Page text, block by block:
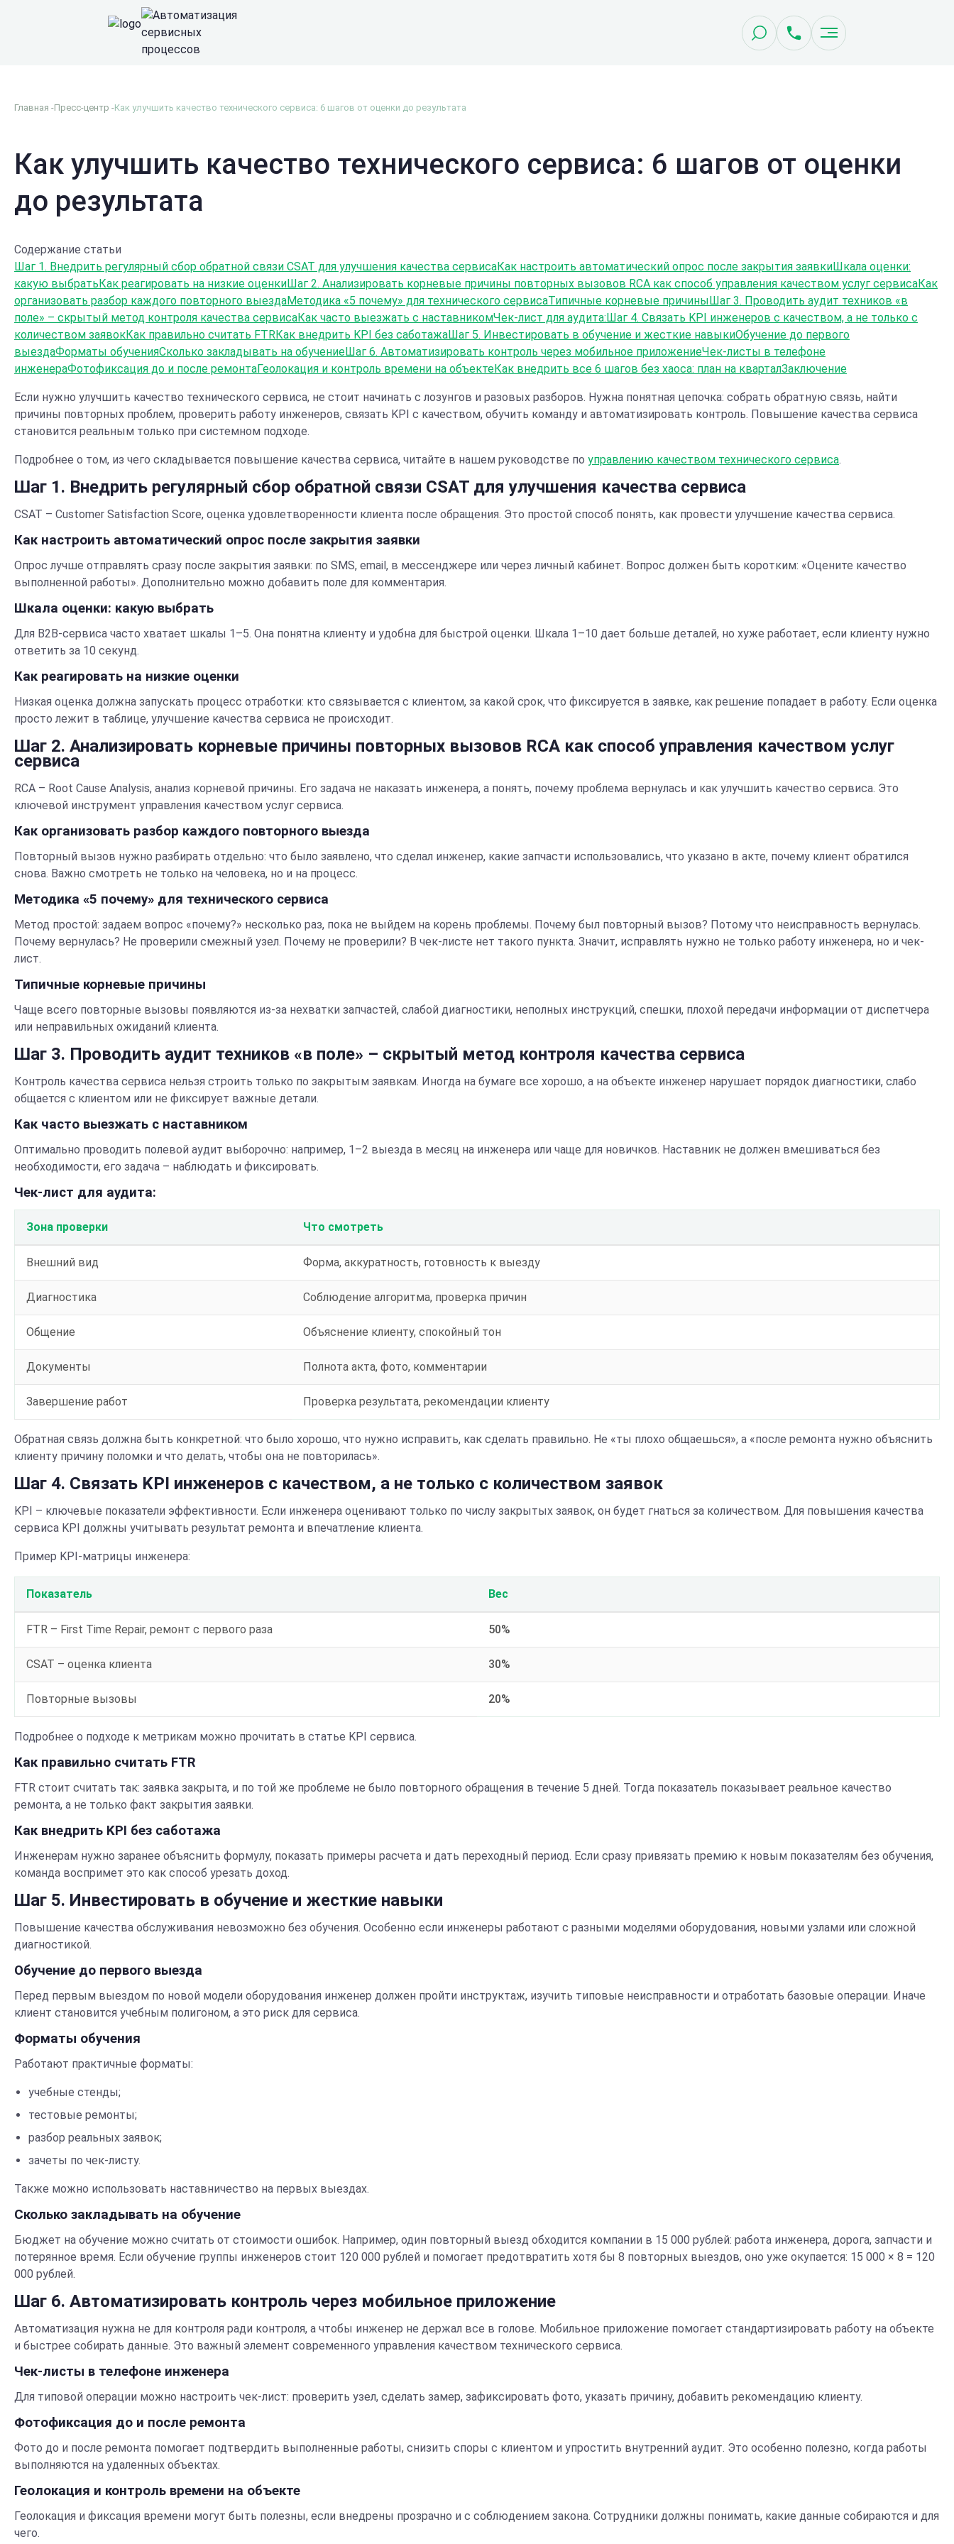
Главная Пресс-центр Как улучшить качество технического сервиса: 6 шагов от оценки до результата
Как улучшить качество технического сервиса: 6 шагов от оценки
до результата
Содержание статьи
Шаг 1. Внедрить регулярный сбор обратной связи CSAT для улучшения качества сервисаКак настроить автоматический опрос после закрытия заявкиШкала оценки:
какую выбратьКак реагировать на низкие оценкиШаг 2. Анализировать корневые причины повторных вызовов RCA как способ управления качеством услуг сервисаКак
организовать разбор каждого повторного выездаМетодика «5 почему» для технического сервисаТипичные корневые причиныШаг 3. Проводить аудит техников «в
поле» – скрытый метод контроля качества сервисаКак часто выезжать с наставникомЧек-лист для аудита:Шаг 4. Связать KPI инженеров с качеством, а не только с
количеством заявокКак правильно считать FTRКак внедрить KPI без саботажаШаг 5. Инвестировать в обучение и жесткие навыкиОбучение до первого
выездаФорматы обученияСколько закладывать на обучениеШаг 6. Автоматизировать контроль через мобильное приложениеЧек-листы в телефоне
инженераФотофиксация до и после ремонтаГеолокация и контроль времени на объектеКак внедрить все 6 шагов без хаоса: план на кварталЗаключение
Если нужно улучшить качество технического сервиса, не стоит начинать с лозунгов и разовых разборов. Нужна понятная цепочка: собрать обратную связь, найти
причины повторных проблем, проверить работу инженеров, связать KPI с качеством, обучить команду и автоматизировать контроль. Повышение качества сервиса
становится реальным только при системном подходе.
Подробнее о том, из чего складывается повышение качества сервиса, читайте в нашем руководстве по управлению качеством технического сервиса.
Шаг 1. Внедрить регулярный сбор обратной связи CSAT для улучшения качества сервиса
CSAT – Customer Satisfaction Score, оценка удовлетворенности клиента после обращения. Это простой способ понять, как провести улучшение качества сервиса.
Как настроить автоматический опрос после закрытия заявки
Опрос лучше отправлять сразу после закрытия заявки: по SMS, email, в мессенджере или через личный кабинет. Вопрос должен быть коротким: «Оцените качество
выполненной работы». Дополнительно можно добавить поле для комментария.
Шкала оценки: какую выбрать
Для B2B-сервиса часто хватает шкалы 1–5. Она понятна клиенту и удобна для быстрой оценки. Шкала 1–10 дает больше деталей, но хуже работает, если клиенту нужно
ответить за 10 секунд.
Как реагировать на низкие оценки
Низкая оценка должна запускать процесс отработки: кто связывается с клиентом, за какой срок, что фиксируется в заявке, как решение попадает в работу. Если оценка
просто лежит в таблице, улучшение качества сервиса не происходит.
Шаг 2. Анализировать корневые причины повторных вызовов RCA как способ управления качеством услуг
сервиса
RCA – Root Cause Analysis, анализ корневой причины. Его задача не наказать инженера, а понять, почему проблема вернулась и как улучшить качество сервиса. Это
ключевой инструмент управления качеством услуг сервиса.
Как организовать разбор каждого повторного выезда
Повторный вызов нужно разбирать отдельно: что было заявлено, что сделал инженер, какие запчасти использовались, что указано в акте, почему клиент обратился
снова. Важно смотреть не только на человека, но и на процесс.
Методика «5 почему» для технического сервиса
Метод простой: задаем вопрос «почему?» несколько раз, пока не выйдем на корень проблемы. Почему был повторный вызов? Потому что неисправность вернулась.
Почему вернулась? Не проверили смежный узел. Почему не проверили? В чек-листе нет такого пункта. Значит, исправлять нужно не только работу инженера, но и чек-
лист.
Типичные корневые причины
Чаще всего повторные вызовы появляются из-за нехватки запчастей, слабой диагностики, неполных инструкций, спешки, плохой передачи информации от диспетчера
или неправильных ожиданий клиента.
Шаг 3. Проводить аудит техников «в поле» – скрытый метод контроля качества сервиса
Контроль качества сервиса нельзя строить только по закрытым заявкам. Иногда на бумаге все хорошо, а на объекте инженер нарушает порядок диагностики, слабо
общается с клиентом или не фиксирует важные детали.
Как часто выезжать с наставником
Оптимально проводить полевой аудит выборочно: например, 1–2 выезда в месяц на инженера или чаще для новичков. Наставник не должен вмешиваться без
необходимости, его задача – наблюдать и фиксировать.
Чек-лист для аудита:
Зона проверки Что смотреть
Внешний вид Форма, аккуратность, готовность к выезду
Диагностика Соблюдение алгоритма, проверка причин
Общение Объяснение клиенту, спокойный тон
Документы Полнота акта, фото, комментарии
Завершение работ Проверка результата, рекомендации клиенту
Обратная связь должна быть конкретной: что было хорошо, что нужно исправить, как сделать правильно. Не «ты плохо общаешься», а «после ремонта нужно объяснить
клиенту причину поломки и что делать, чтобы она не повторилась».
Шаг 4. Связать KPI инженеров с качеством, а не только с количеством заявок
KPI – ключевые показатели эффективности. Если инженера оценивают только по числу закрытых заявок, он будет гнаться за количеством. Для повышения качества
сервиса KPI должны учитывать результат ремонта и впечатление клиента.
Пример KPI-матрицы инженера:
Показатель Вес
FTR – First Time Repair, ремонт с первого раза 50%
CSAT – оценка клиента 30%
Повторные вызовы 20%
Подробнее о подходе к метрикам можно прочитать в статье KPI сервиса.
Как правильно считать FTR
FTR стоит считать так: заявка закрыта, и по той же проблеме не было повторного обращения в течение 5 дней. Тогда показатель показывает реальное качество
ремонта, а не только факт закрытия заявки.
Как внедрить KPI без саботажа
Инженерам нужно заранее объяснить формулу, показать примеры расчета и дать переходный период. Если сразу привязать премию к новым показателям без обучения,
команда воспримет это как способ урезать доход.
Шаг 5. Инвестировать в обучение и жесткие навыки
Повышение качества обслуживания невозможно без обучения. Особенно если инженеры работают с разными моделями оборудования, новыми узлами или сложной
диагностикой.
Обучение до первого выезда
Перед первым выездом по новой модели оборудования инженер должен пройти инструктаж, изучить типовые неисправности и отработать базовые операции. Иначе
клиент становится учебным полигоном, а это риск для сервиса.
Форматы обучения
Работают практичные форматы:
учебные стенды;
тестовые ремонты;
разбор реальных заявок;
зачеты по чек-листу.
Также можно использовать наставничество на первых выездах.
Сколько закладывать на обучение
Бюджет на обучение можно считать от стоимости ошибок. Например, один повторный выезд обходится компании в 15 000 рублей: работа инженера, дорога, запчасти и
потерянное время. Если обучение группы инженеров стоит 120 000 рублей и помогает предотвратить хотя бы 8 повторных выездов, оно уже окупается: 15 000 × 8 = 120
000 рублей.
Шаг 6. Автоматизировать контроль через мобильное приложение
Автоматизация нужна не для контроля ради контроля, а чтобы инженер не держал все в голове. Мобильное приложение помогает стандартизировать работу на объекте
и быстрее собирать данные. Это важный элемент современного управления качеством технического сервиса.
Чек-листы в телефоне инженера
Для типовой операции можно настроить чек-лист: проверить узел, сделать замер, зафиксировать фото, указать причину, добавить рекомендацию клиенту.
Фотофиксация до и после ремонта
Фото до и после ремонта помогает подтвердить выполненные работы, снизить споры с клиентом и упростить внутренний аудит. Это особенно полезно, когда работы
выполняются на удаленных объектах.
Геолокация и контроль времени на объекте
Геолокация и фиксация времени могут быть полезны, если внедрены прозрачно и с соблюдением закона. Сотрудники должны понимать, какие данные собираются и для
чего.